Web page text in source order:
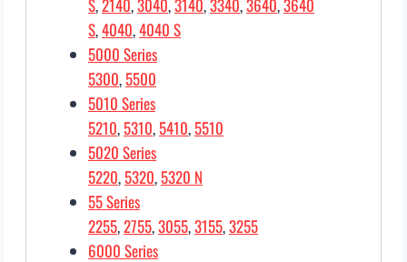
S,2140,3040,3140,3340,3640,3640
S,4040,4040 S
5000 Series
5300,5500
5010 Series
5210,5310,5410,5510
5020 Series
5220,5320,5320 N
55 Series
2255,2755,3055,3155,3255
6000 Series